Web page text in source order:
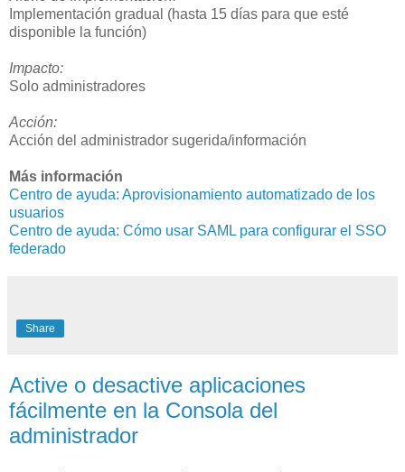
Implementación gradual (hasta 15 días para que esté
disponible la función)
Impacto:
Solo administradores
Acción:
Acción del administrador sugerida/información
Más información
Centro de ayuda: Aprovisionamiento automatizado de los
usuarios
Centro de ayuda: Cómo usar SAML para configurar el SSO
federado
Share
Active o desactive aplicaciones
fácilmente en la Consola del
administrador